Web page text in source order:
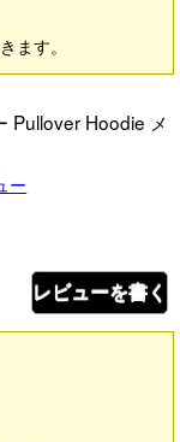
ます。
Pullover Hoodie メ
ー
レビューを書く